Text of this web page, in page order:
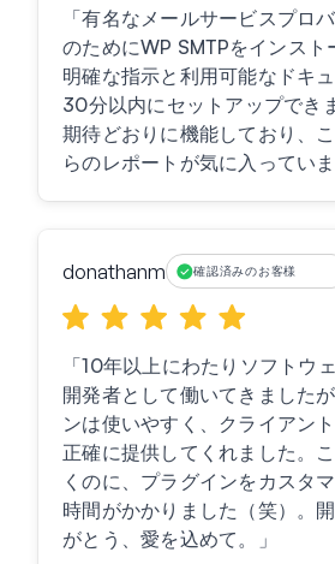
「有名なメールサービスプロ
のためにWP SMTPをインスト
明確な指示と利用可能なドキュ
30分以内にセットアップでき
期待どおりに機能しており、
らのレポートが気に入っていま
donathanm 確認済みのお客様
「10年以上にわたりソフトウ
開発者として働いてきました
ンは使いやすく、クライアン
正確に提供してくれました。
くのに、プラグインをカスタ
時間がかかりました（笑）。
がとう、愛を込めて。」